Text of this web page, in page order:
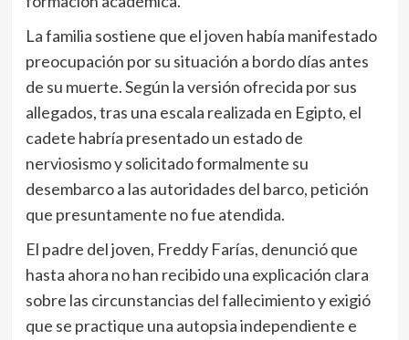
La familia sostiene que el joven había manifestado
preocupación por su situación a bordo días antes
de su muerte. Según la versión ofrecida por sus
allegados, tras una escala realizada en Egipto, el
cadete habría presentado un estado de
nerviosismo y solicitado formalmente su
desembarco a las autoridades del barco, petición
que presuntamente no fue atendida.
El padre del joven, Freddy Farías, denunció que
hasta ahora no han recibido una explicación clara
sobre las circunstancias del fallecimiento y exigió
que se practique una autopsia independiente e